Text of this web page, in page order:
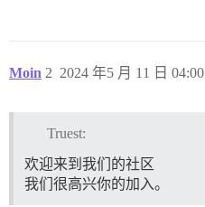
Moin 2024 年5 月 11 日 04:00
2
Truest:
欢迎来到我们的社区
我们很高兴你的加入。